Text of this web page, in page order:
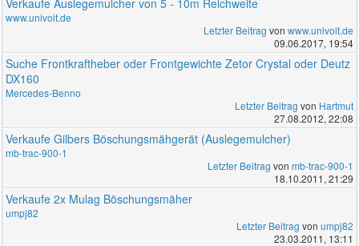
www.univoit.de
Letzter Beitrag von www.univoit.de
09.06.2017, 19:54
Suche Frontkraftheber oder Frontgewichte Zetor Crystal oder Deutz
DX160
Mercedes-Benno
Letzter Beitrag von Hartmut
27.08.2012, 22:08
Verkaufe Gilbers Böschungsmähgerät (Auslegemulcher)
mb-trac-900-1
Letzter Beitrag von mb-trac-900-1
18.10.2011, 21:29
Verkaufe 2x Mulag Böschungsmäher
umpj82
Letzter Beitrag von umpj82
23.03.2011, 13:11